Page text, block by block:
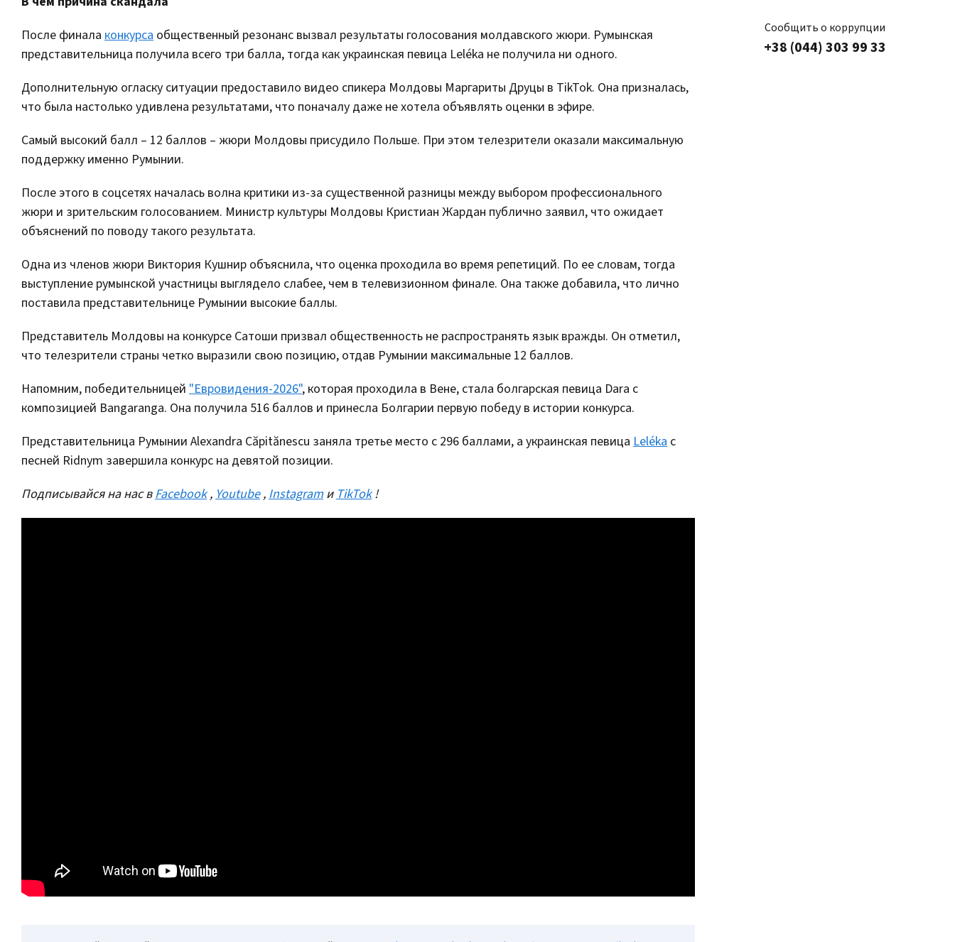
После финала конкурса общественный резонанс вызвал результаты голосования молдавского жюри. Румынская
представительница получила всего три балла, тогда как украинская певица Leléka не получила ни одного.
Дополнительную огласку ситуации предоставило видео спикера Молдовы Маргариты Друцы в TikTok. Она призналась,
что была настолько удивлена результатами, что поначалу даже не хотела объявлять оценки в эфире.
Самый высокий балл – 12 баллов – жюри Молдовы присудило Польше. При этом телезрители оказали максимальную
поддержку именно Румынии.
После этого в соцсетях началась волна критики из-за существенной разницы между выбором профессионального
жюри и зрительским голосованием. Министр культуры Молдовы Кристиан Жардан публично заявил, что ожидает
объяснений по поводу такого результата.
Одна из членов жюри Виктория Кушнир объяснила, что оценка проходила во время репетиций. По ее словам, тогда
выступление румынской участницы выглядело слабее, чем в телевизионном финале. Она также добавила, что лично
поставила представительнице Румынии высокие баллы.
Представитель Молдовы на конкурсе Сатоши призвал общественность не распространять язык вражды. Он отметил,
что телезрители страны четко выразили свою позицию, отдав Румынии максимальные 12 баллов.
Напомним, победительницей "Евровидения-2026", которая проходила в Вене, стала болгарская певица Dara с
композицией Bangaranga. Она получила 516 баллов и принесла Болгарии первую победу в истории конкурса.
Представительница Румынии Alexandra Căpitănescu заняла третье место с 296 баллами, а украинская певица Leléka с
песней Ridnym завершила конкурс на девятой позиции.
Подписывайся на нас вFacebook ,Youtube ,Instagram иTikTok !
Сообщить о коррупции
+38 (044) 303 99 33